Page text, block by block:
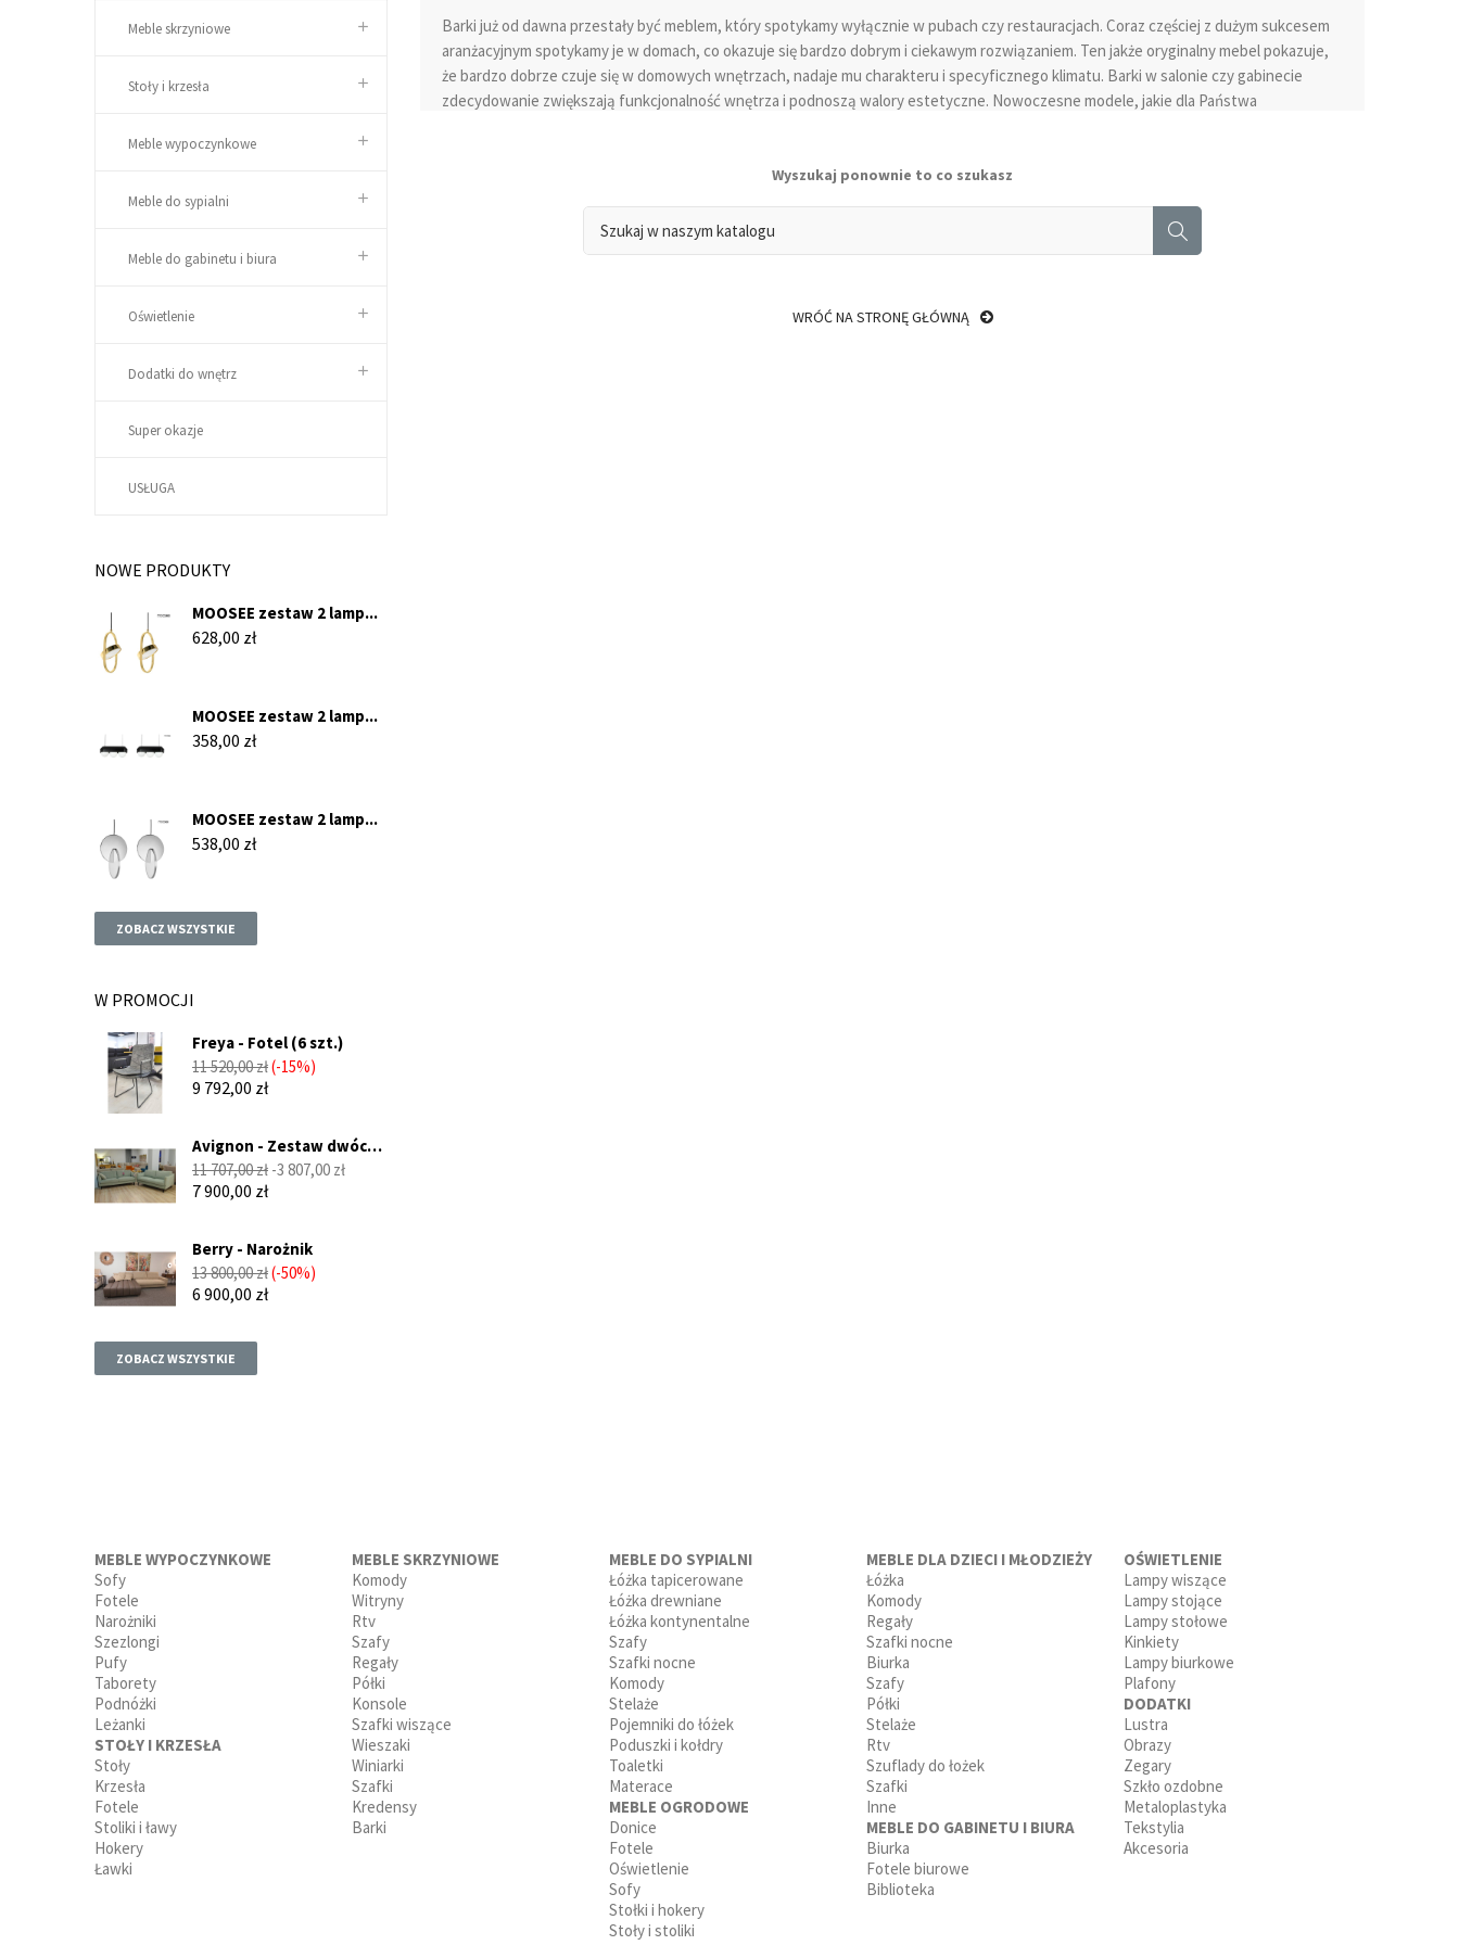
Meble skrzyniowe
Stoły i krzesła
Meble wypoczynkowe
Meble do sypialni
Meble do gabinetu i biura
Oświetlenie
Dodatki do wnętrz
Super okazje
USŁUGA
NOWE PRODUKTY
MOOSEE zestaw 2 lamp...
Cena
628,00 zł
MOOSEE zestaw 2 lamp...
Cena
358,00 zł
MOOSEE zestaw 2 lamp...
Cena
538,00 zł
ZOBACZ WSZYSTKIE
W PROMOCJI
Freya - Fotel (6 szt.)
Cena
podstawowa
11 520,00 zł -15%
9 792,00 zł
Avignon - Zestaw dwóch
sof...
Cena
podstawowa
11 707,00 zł -3 807,00 złCena
7 900,00 zł
Berry - Narożnik
Cena
podstawowa
13 800,00 zł -50%
6 900,00 zł
ZOBACZ WSZYSTKIE
Barki już od dawna przestały być meblem, który spotykamy wyłącznie w pubach czy restauracjach. Coraz częściej z dużym sukcesem
aranżacyjnym spotykamy je w domach, co okazuje się bardzo dobrym i ciekawym rozwiązaniem. Ten jakże oryginalny mebel pokazuje,
że bardzo dobrze czuje się w domowych wnętrzach, nadaje mu charakteru i specyficznego klimatu. Barki w salonie czy gabinecie
zdecydowanie zwiększają funkcjonalność wnętrza i podnoszą walory estetyczne. Nowoczesne modele, jakie dla Państwa
tradycyjnych barków, które możemy spotkać w pubach, dyskretnie eksponują butelki z trunkami. Wyglądem przypominające pojemne
dodatkiem do strefy wypoczynku w salonie, gdzie po ciężkim dniu będziemy mogli wykorzystać w pełni bogactwo i zawartość tego
mebla. Wybierając barek do wnętrza na pierwszym miejscu stawiamy jego funkcjonalność, gdyż ona stanowi istotną rolę tego mebla,
gabaryty, aby nie przytłoczył wnętrza lub w nim „nie zginął”.
Wyszukaj ponownie to co szukasz
WRÓĆ NA STRONĘ GŁÓWNĄ
MEBLE WYPOCZYNKOWE
Sofy
Fotele
Narożniki
Szezlongi
Pufy
Taborety
Podnóżki
Leżanki
STOŁY I KRZESŁA
Stoły
Krzesła
Fotele
Stoliki i ławy
Hokery
Ławki
MEBLE SKRZYNIOWE
Komody
Witryny
Rtv
Szafy
Regały
Półki
Konsole
Szafki wiszące
Wieszaki
Winiarki
Szafki
Kredensy
Barki
MEBLE DO SYPIALNI
Łóżka tapicerowane
Łóżka drewniane
Łóżka kontynentalne
Szafy
Szafki nocne
Komody
Stelaże
Pojemniki do łóżek
Poduszki i kołdry
Toaletki
Materace
MEBLE OGRODOWE
Donice
Fotele
Oświetlenie
Sofy
Stołki i hokery
Stoły i stoliki
MEBLE DLA DZIECI I MŁODZIEŻY
Łóżka
Komody
Regały
Szafki nocne
Biurka
Szafy
Półki
Stelaże
Rtv
Szuflady do łożek
Szafki
Inne
MEBLE DO GABINETU I BIURA
Biurka
Fotele biurowe
Biblioteka
OŚWIETLENIE
Lampy wiszące
Lampy stojące
Lampy stołowe
Kinkiety
Lampy biurkowe
Plafony
DODATKI
Lustra
Obrazy
Zegary
Szkło ozdobne
Metaloplastyka
Tekstylia
Akcesoria